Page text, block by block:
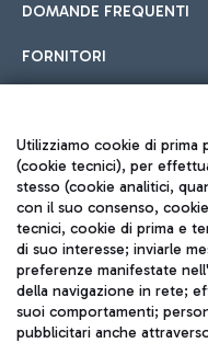
DOMANDE FREQUENTI
FORNITORI
Seguici sui social
Utilizziamo cookie di
(cookie tecnici), per
stesso (cookie analitici,
con il suo consenso,
tecnici, cookie di prima e
di suo interesse; inviarle
preferenze manifestate
della navigazione in rete;
suoi comportamenti;
pubblicitari anche